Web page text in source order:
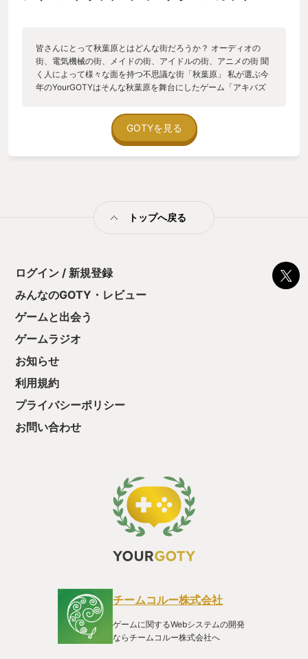
皆さんにとって秋葉原とはどんな街だろうか？ オーディオの
街、電気機械の街、メイドの街、アイドルの街、アニメの街 聞
く人によって様々な面を持つ不思議な街「秋葉原」 私が選ぶ今
年のYourGOTYはそんな秋葉原を舞台にしたゲーム「アキバズ
は株式会社アクワイア 通常版は2013年に発売され、2017年に
は当時放送していたアニメ版アキバズトリップの要素を入れた
アキバズトリップ2+Aが発売。 そして今作アキバズトリップ
裸にしよう、というのが主なアクション内容。 そう、タイトル
の2013年の秋葉原が高クオリティで再現されており、当時の秋
しみの1つである。 また、ゲーム内で当時の秋葉原のお店のチ
ラシが手に入るのだが、かの有名なとらのあなやソフマップ、
アニメイトや野郎ラーメンなどの実名をしっかりと使っていて
没入感が凄い。 そして当時から2023年の間に閉店してしまっ
の時間の流れの速さを感じれる良い要素であった。 次にDC版
ト、そしてDC版では通常版で収録されなかったキャラのルート
が追加されていてこのルートがまた良い。 通常版ではあっさり
退場したキャラ達の深掘り。 理由あって仲間達を裏切る主人
公。 そしてその中心にいるヒロイン。 と通常版では見れなかっ
イントからルート分岐してDC版にて入るのだが、明らかにFPS
が上がりヌルヌル動くことである。 通常版ではアクション中に
少しガクガクすることがあったが、そことの差が露骨でアクワ
イア技術力上がったんだなぁと感慨深くなってしまう。 通常版
アキバズトリップ2しかプレイしてない人には是非体験してもら
ズトリップ2DCは通常版と10年の差があり、もちろん出演して
ど変わらなかったりと 10年間の時間の流れを感じ、これまた感
慨深くなる。 そんな点も是非注目してもらいたいポイントであ
る。 他にも語りたい部分があるがまとまりが無くなってしまう
のでここまでにしようと思う。 以上、「アキバズトリップ
GOTYを見る
トップへ戻る
ログイン / 新規登録
みんなのGOTY・レビュー
ゲームと出会う
ゲームラジオ
お知らせ
利用規約
プライバシーポリシー
お問い合わせ
チームコルー株式会社
ゲームに関するWebシステムの開発
ならチームコルー株式会社へ